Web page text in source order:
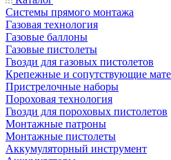
Системы прямого монтажа
Газовая технология
Газовые баллоны
Газовые пистолеты
Гвозди для газовых пистолетов
Крепежные и сопутствующие
Пристрелочные наборы
Пороховая технология
Гвозди для пороховых пистолетов
Монтажные патроны
Монтажные пистолеты
Аккумуляторный инструмент